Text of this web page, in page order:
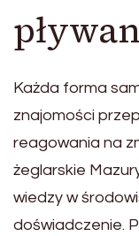
Każda forma
znajomości
reagowania na
żeglarskie
wiedzy w
doświadczenie.